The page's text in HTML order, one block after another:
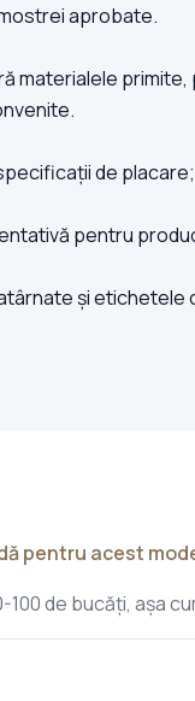
aprobate.
materialele
de
pentru
și
pentru acest
de bucăți, așa